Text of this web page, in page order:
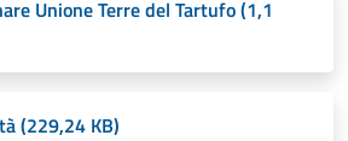
Unione Terre del Tartufo (1,1
(229,24 KB)